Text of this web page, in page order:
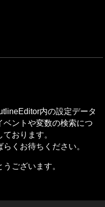
内の設定データ
ベントや変数の検索につ
おります。
くお待ちください。
ございます。